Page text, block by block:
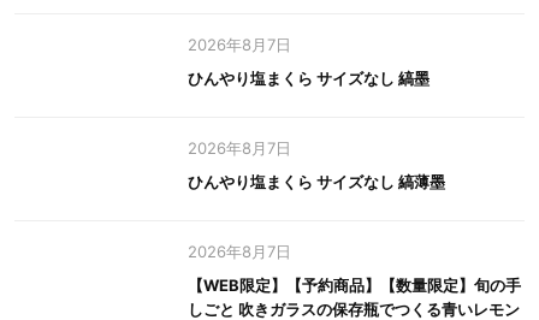
2026年8月7日
ひんやり塩まくら サイズなし 縞墨
2026年8月7日
ひんやり塩まくら サイズなし 縞薄墨
2026年8月7日
【WEB限定】【予約商品】【数量限定】旬の手
しごと 吹きガラスの保存瓶でつくる青いレモン